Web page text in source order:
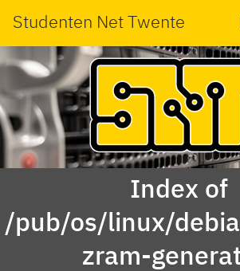
Studenten Net Twente
Index of
/pub/os/linux/
zram-